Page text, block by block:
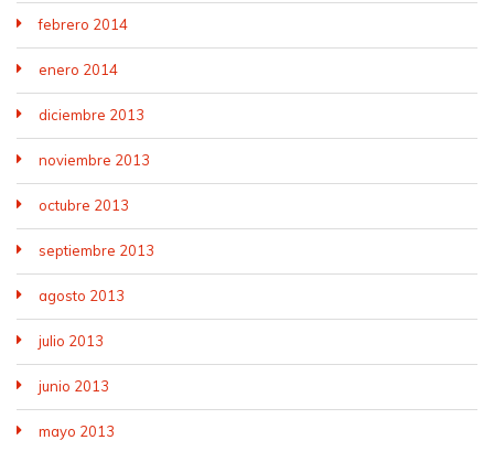
febrero 2014
enero 2014
diciembre 2013
noviembre 2013
octubre 2013
septiembre 2013
agosto 2013
julio 2013
junio 2013
mayo 2013